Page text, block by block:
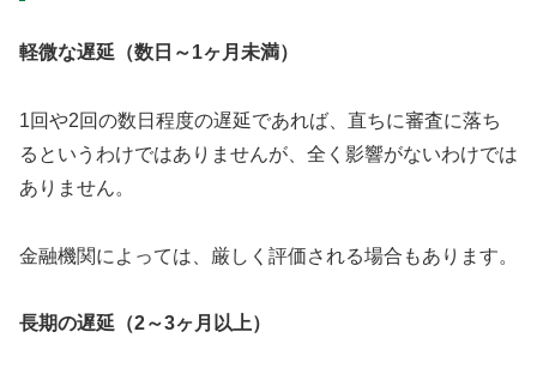
軽微な遅延（数日～1ヶ月未満）
1回や2回の数日程度の遅延であれば、直ちに審査に落ち
るというわけではありませんが、全く影響がないわけでは
ありません。
金融機関によっては、厳しく評価される場合もあります。
長期の遅延（2～3ヶ月以上）